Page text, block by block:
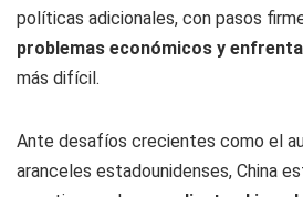
políticas adicionales, con pasos
problemas económicos y
más difícil.
Ante desafíos crecientes como el
aranceles estadounidenses, China